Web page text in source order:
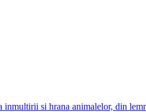
inmultirii si hrana animalelor, din